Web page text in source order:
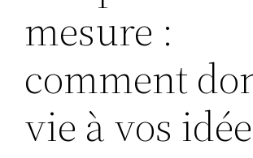
mesure :
comment
vie à vos